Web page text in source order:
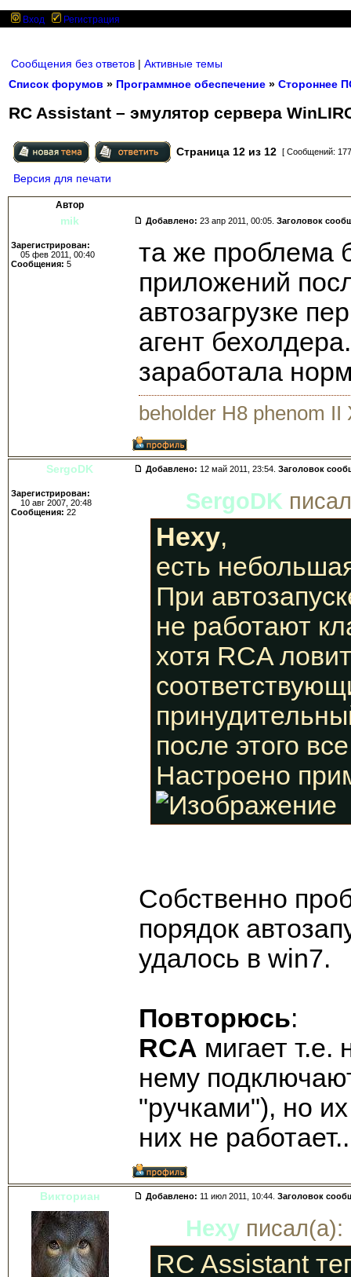
Вход Регистрация
Сообщения без ответов | Активные темы
Список форумов » Программное обеспечение » Стороннее
RC Assistant – эмулятор сервера
Страница 12 из 12 [ Сообщений:
Версия для печати
Автор
mik Добавлено: 23 апр 2011, 00:05. Заголовок
Зарегистрирован:
05 фев 2011, 00:40
Сообщения: 5
та же проблема
приложений
автозагрузке
агент
заработала
beholder H8 phenom II
SergoDK Добавлено: 12 май 2011, 23:54. Заголовок
Зарегистрирован:
10 авг 2007, 20:48
Сообщения: 22 SergoDK
Hexy,
есть
При
не работают
хотя RCA
после этого
Настроено
Собственно
порядок
удалось в win7.
Повторюсь:
RCA мигает т.е.
нему
"ручками"), но
них не
Викториан Добавлено: 11 июл 2011, 10:44. Заголовок
Hexy писал(а):
RC Assistant